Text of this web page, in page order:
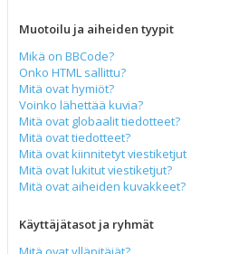
Muotoilu ja aiheiden tyypit
Mikä on BBCode?
Onko HTML sallittu?
Mitä ovat hymiöt?
Voinko lähettää kuvia?
Mitä ovat globaalit tiedotteet?
Mitä ovat tiedotteet?
Mitä ovat kiinnitetyt viestiketjut
Mitä ovat lukitut viestiketjut?
Mitä ovat aiheiden kuvakkeet?
Käyttäjätasot ja ryhmät